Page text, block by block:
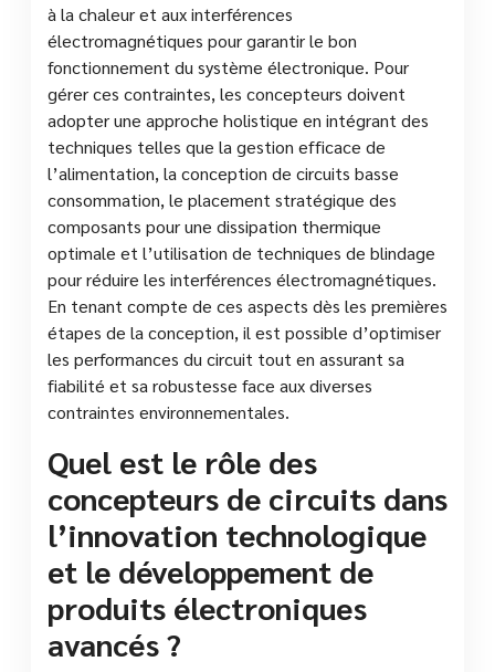
à la chaleur et aux interférences
électromagnétiques pour garantir le bon
fonctionnement du système électronique. Pour
gérer ces contraintes, les concepteurs doivent
adopter une approche holistique en intégrant des
techniques telles que la gestion efficace de
l’alimentation, la conception de circuits basse
consommation, le placement stratégique des
composants pour une dissipation thermique
optimale et l’utilisation de techniques de blindage
pour réduire les interférences électromagnétiques.
En tenant compte de ces aspects dès les premières
étapes de la conception, il est possible d’optimiser
les performances du circuit tout en assurant sa
fiabilité et sa robustesse face aux diverses
contraintes environnementales.
Quel est le rôle des
concepteurs de circuits dans
l’innovation technologique
et le développement de
produits électroniques
avancés ?